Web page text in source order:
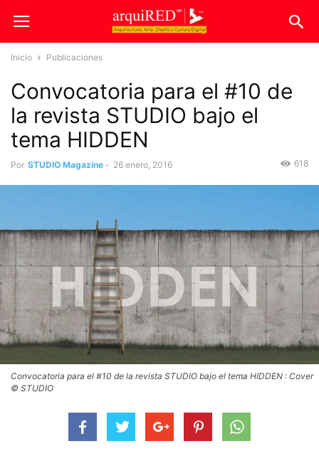
Inicio Publicaciones
Convocatoria para el #10 de
la revista STUDIO bajo el
tema HIDDEN
Por STUDIO Magazine - 26 enero, 2016 618
Convocatoria para el #10 de la revista STUDIO bajo el tema HIDDEN : Cover
© STUDIO